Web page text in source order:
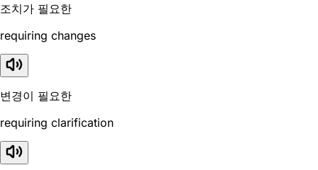
조치가 필요한
requiring changes
변경이 필요한
requiring clarification